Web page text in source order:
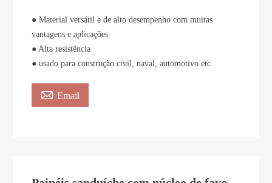
● Material versátil e de alto desempenho com muitas
vantagens e aplicações
● Alta resistência
● usado para construção civil, naval, automotivo etc.
 Email